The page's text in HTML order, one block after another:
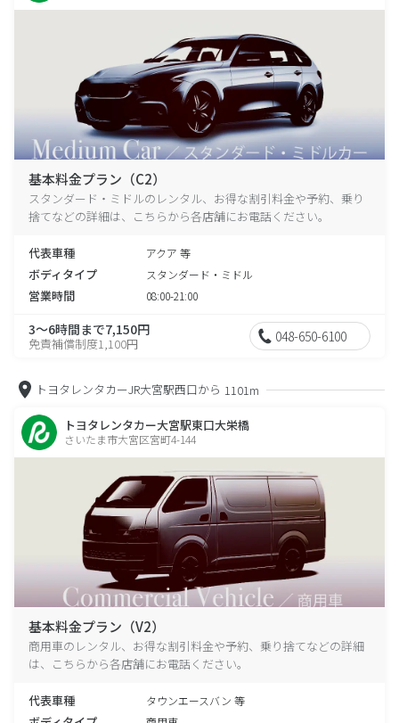
基本料金プラン（C2）
スタンダード・ミドルのレンタル、お得な割引料金や予約、乗り
捨てなどの詳細は、こちらから各店舗にお電話ください。
代表車種 アクア 等
ボディタイプ スタンダード・ミドル
営業時間 08:00-21:00
3～6時間まで7,150円
免責補償制度1,100円 048-650-6100
トヨタレンタカーJR大宮駅西口から 1101m
トヨタレンタカー大宮駅東口大栄橋
さいたま市大宮区宮町4-144
基本料金プラン（V2）
商用車のレンタル、お得な割引料金や予約、乗り捨てなどの詳細
は、こちらから各店舗にお電話ください。
代表車種 タウンエースバン 等